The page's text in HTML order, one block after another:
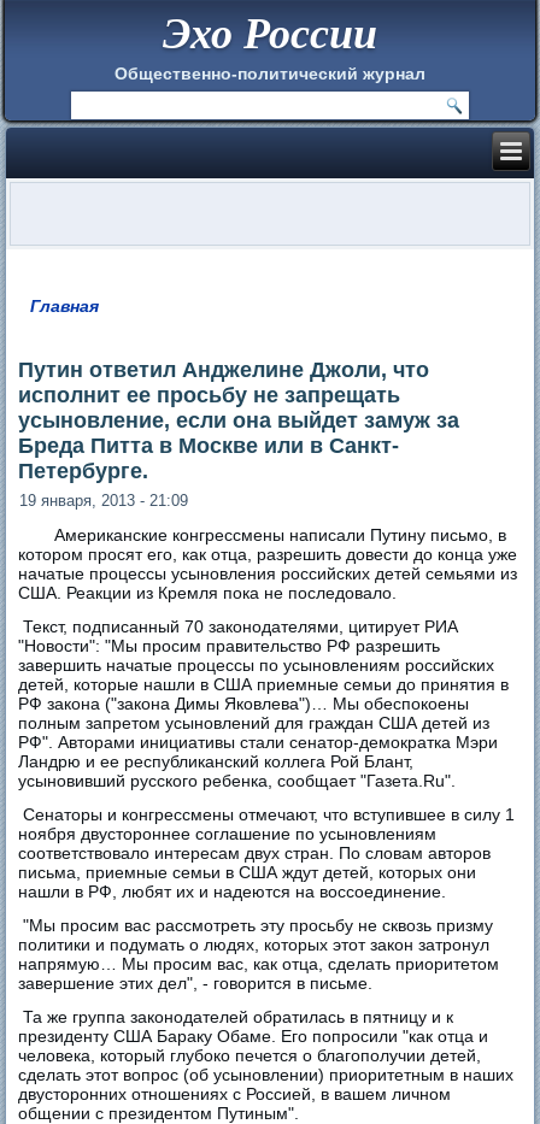
Эхо России
Общественно-политический журнал
Главная
Путин ответил Анджелине Джоли, что
исполнит ее просьбу не запрещать
усыновление, если она выйдет замуж за
Бреда Питта в Москве или в Санкт-
Петербурге.
19 января, 2013 - 21:09
Американские конгрессмены написали Путину письмо, в
котором просят его, как отца, разрешить довести до конца уже
начатые процессы усыновления российских детей семьями из
США. Реакции из Кремля пока не последовало.
Текст, подписанный 70 законодателями, цитирует РИА
"Новости": "Мы просим правительство РФ разрешить
завершить начатые процессы по усыновлениям российских
детей, которые нашли в США приемные семьи до принятия в
РФ закона ("закона Димы Яковлева")… Мы обеспокоены
полным запретом усыновлений для граждан США детей из
РФ". Авторами инициативы стали сенатор-демократка Мэри
Ландрю и ее республиканский коллега Рой Блант,
усыновивший русского ребенка, сообщает "Газета.Ru".
Сенаторы и конгрессмены отмечают, что вступившее в силу 1
ноября двустороннее соглашение по усыновлениям
соответствовало интересам двух стран. По словам авторов
письма, приемные семьи в США ждут детей, которых они
нашли в РФ, любят их и надеются на воссоединение.
"Мы просим вас рассмотреть эту просьбу не сквозь призму
политики и подумать о людях, которых этот закон затронул
напрямую… Мы просим вас, как отца, сделать приоритетом
завершение этих дел", - говорится в письме.
Та же группа законодателей обратилась в пятницу и к
президенту США Бараку Обаме. Его попросили "как отца и
человека, который глубоко печется о благополучии детей,
сделать этот вопрос (об усыновлении) приоритетным в наших
двусторонних отношениях с Россией, в вашем личном
общении с президентом Путиным".